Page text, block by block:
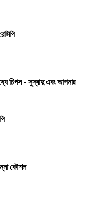
চিপস - সুস্বাদু এবং আপনার
কৌশল